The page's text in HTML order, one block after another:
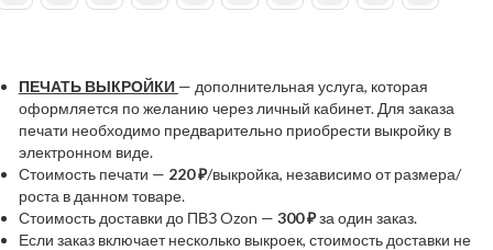
ПЕЧАТЬ ВЫКРОЙКИ — дополнительная услуга, которая
оформляется по желанию через личный кабинет. Для заказа
печати необходимо предварительно приобрести выкройку в
электронном виде.
Стоимость печати — 220 ₽/выкройка, независимо от размера/
роста в данном товаре.
Стоимость доставки до ПВЗ Ozon — 300 ₽за один заказ.
Если заказ включает несколько выкроек, стоимость доставки не